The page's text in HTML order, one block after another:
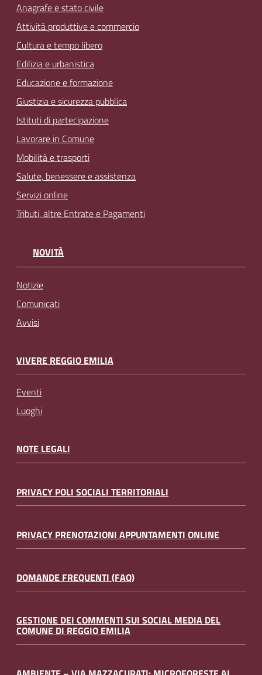
Anagrafe e stato civile
Attività produttive e commercio
Cultura e tempo libero
Edilizia e urbanistica
Educazione e formazione
Giustizia e sicurezza pubblica
Istituti di partecipazione
Lavorare in Comune
Mobilità e trasporti
Salute, benessere e assistenza
Servizi online
Tributi, altre Entrate e Pagamenti
NOVITÀ
Notizie
Comunicati
Avvisi
VIVERE REGGIO EMILIA
Eventi
Luoghi
NOTE LEGALI
PRIVACY POLI SOCIALI TERRITORIALI
PRIVACY PRENOTAZIONI APPUNTAMENTI ONLINE
DOMANDE FREQUENTI (FAQ)
GESTIONE DEI COMMENTI SUI SOCIAL MEDIA DEL
COMUNE DI REGGIO EMILIA